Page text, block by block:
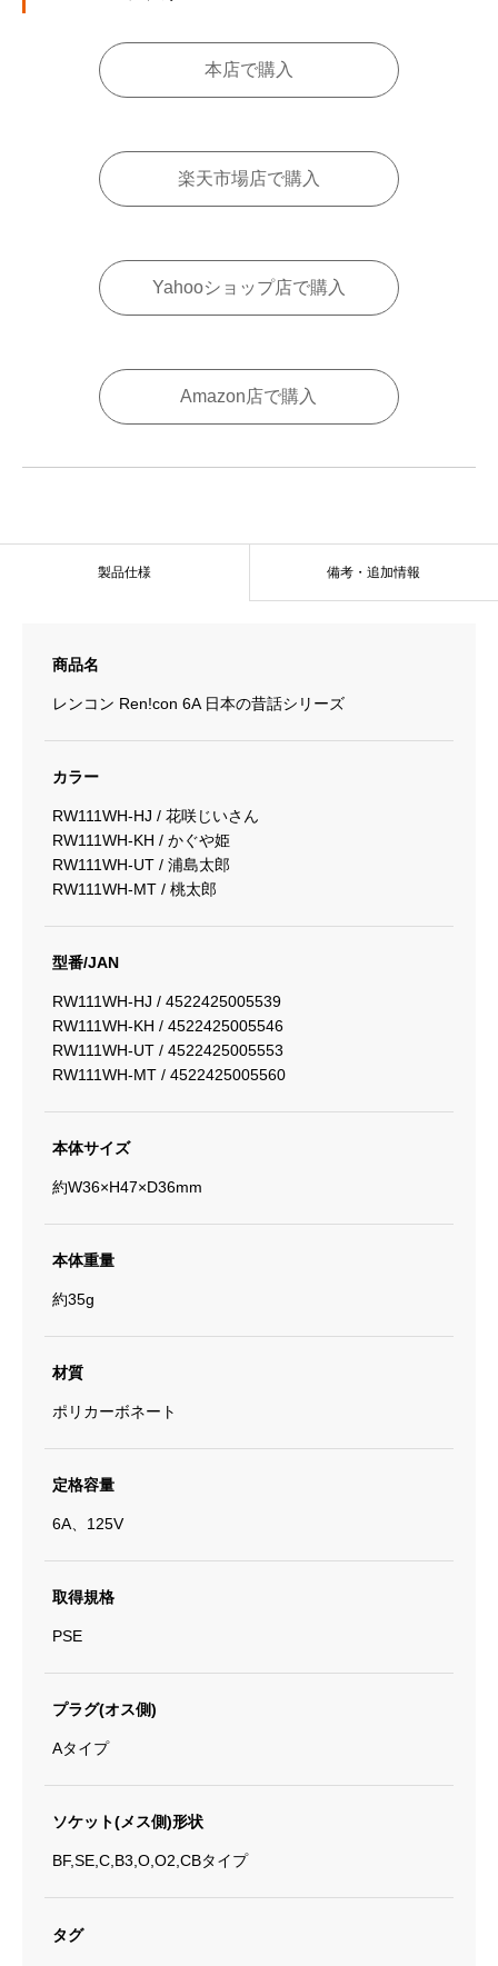
本店で購入
楽天市場店で購入
Yahooショップ店で購入
Amazon店で購入
製品仕様 備考・追加情報
商品名
レンコン Ren!con 6A 日本の昔話シリーズ
カラー
RW111WH-HJ / 花咲じいさん
RW111WH-KH / かぐや姫
RW111WH-UT / 浦島太郎
RW111WH-MT / 桃太郎
型番/JAN
RW111WH-HJ / 4522425005539
RW111WH-KH / 4522425005546
RW111WH-UT / 4522425005553
RW111WH-MT / 4522425005560
本体サイズ
約W36×H47×D36mm
本体重量
約35g
材質
ポリカーボネート
定格容量
6A、125V
取得規格
PSE
プラグ(オス側)
Aタイプ
ソケット(メス側)形状
BF,SE,C,B3,O,O2,CBタイプ
タグ